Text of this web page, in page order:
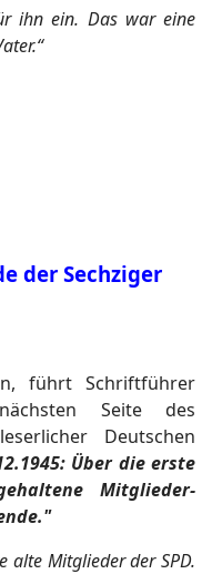
ihn ein. Das war eine
der Sechziger
führt Schriftführer
Seite des
Deutschen
Über die erste
Mitglieder-
alte Mitglieder der SPD.